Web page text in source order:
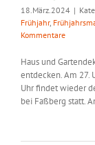
18.März.2024 |
Frühjahr,
Kommentare
Haus und
entdecken. Am 27.
Uhr findet wieder
bei Faßberg statt.